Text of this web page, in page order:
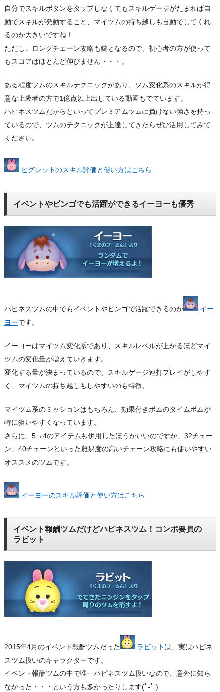
自分でスキルボタンをタップしなくてもスキルゲージがたまれば自
動でスキルが発動すること、マイツムの持ち越しも自動でしてくれ
るのが大きいですね！
ただし、ロングチェーン攻略も鍵となるので、初心者の方が使って
もスコアはほとんど伸びません・・・。
ある程度ツムのスキルテクニックがあり、ツム変化系のスキルが得
意な上級者の方で1億点以上出している動画もでています。
ハピネスツムだからといってプレミアムツムに負けない強さを持っ
ているので、ツムのテクニックが上達してきたらぜひ活用してみて
ください。
ピグレットのスキル評価と使い方はこちら
イベントやビンゴでも活躍ができるイーヨーも優秀
ハピネスツムの中でもイベントやビンゴで活躍できるのが
イー
ヨーです。
イーヨーはマイツム変化系であり、スキルレベルが上がるほどマイ
ツムの変化量が増えていきます。
変化する量が決まっているので、スキルゲージ連打プレイがしやす
く、マイツムの持ち越しもしやすいのも特徴。
マイツム系のミッションはもちろん、効果付きボムのタイムボムが
特に狙いやすくなっています。
さらに、5→4のアイテムも併用したほうがいいのですが、32チェー
ン、40チェーンといった難易度の高いチェーン攻略にも使いやすい
オススメのツムです。
イーヨーのスキル評価と使い方はこちら
イベント報酬ツムだけどハピネスツム！コンボ要員の
ラビット
2015年4月のイベント報酬ツムだった ラビット は、実はハピネ
スツム扱いのキャラクターです。
イベント報酬ツムの中で唯一ハピネスツム扱いなので、意外に知ら
なかった・・・という方も多かったりします(ﾟ-ﾟ;)